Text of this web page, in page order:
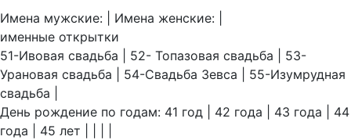
Имена мужские: | Имена женские: |
именные открытки
51-Ивовая свадьба | 52- Топазовая свадьба | 53-
Урановая свадьба | 54-Свадьба Зевса | 55-Изумрудная
свадьба |
День рождение по годам: 41 год | 42 года | 43 года | 44
года | 45 лет | | | |